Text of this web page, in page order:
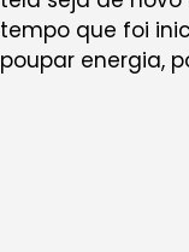
tempo que foi
poupar energia,